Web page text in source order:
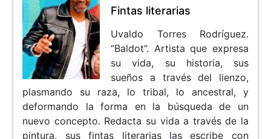
Fintas literarias
Uvaldo Torres Rodríguez.
“Baldot”. Artista que expresa
su vida, su historia, sus
sueños a través del lienzo,
plasmando su raza, lo tribal, lo ancestral, y
deformando la forma en la búsqueda de un
nuevo concepto. Redacta su vida a través de la
pintura, sus fintas literarias las escribe con